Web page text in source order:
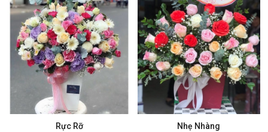
Rực Rỡ
Mua ngay
Nhẹ Nhàng
Mua ngay